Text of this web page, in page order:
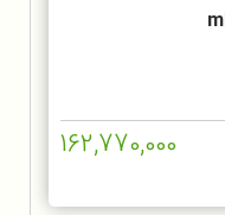
162,770,000